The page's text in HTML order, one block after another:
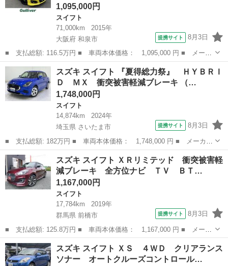
1,095,000円
スイフト
71,000km
2015年
大阪府 和泉市
提携サイト 8月3日
■ 支払総額: 116.5万円 ■ 車両本体価格： 1,095,000 円 ■ メーカ
ー名： スズキ ■ 車種名： スイフトスポーツ ■ グレード名：
ベースグレード 社外メモリーナビ ビルトインＥＴＣ クルコン
スペアキ...
大阪 和泉市 スイフト
スズキ スイフト 『夏得総力祭』 ＨＹＢＲＩ
Ｄ ＭＸ 衝突被害軽減ブレーキ （…
1,748,000円
スイフト
14,874km
2024年
埼玉県 さいたま市
提携サイト 8月3日
■ 支払総額: 182万円 ■ 車両本体価格： 1,748,000 円 ■ メーカー
名： スズキ ■ 車種名： スイフト ■ グレード名： 『夏得総力
祭』 ＨＹＢＲＩＤ ＭＸ 衝突被害軽減ブレーキ ■ 排気量：
1200c...
埼玉 さいたま市 スイフト
スズキ スイフト ＸＲリミテッド 衝突被害軽
減ブレーキ 全方位ナビ ＴＶ ＢＴ…
1,167,000円
スイフト
17,784km
2019年
群馬県 前橋市
提携サイト 8月3日
■ 支払総額: 125.8万円 ■ 車両本体価格： 1,167,000 円 ■ メーカ
ー名： スズキ ■ 車種名： スイフト ■ グレード名： ＸＲリミ
テッド 衝突被害軽減ブレーキ 全方位ナビ ＴＶ ＢＴ ＥＴＣ
ＬＥＤヘ...
群馬 前橋市 スイフト
スズキ スイフト ＸＳ ４ＷＤ クリアランス
ソナー オートクルーズコントロール…